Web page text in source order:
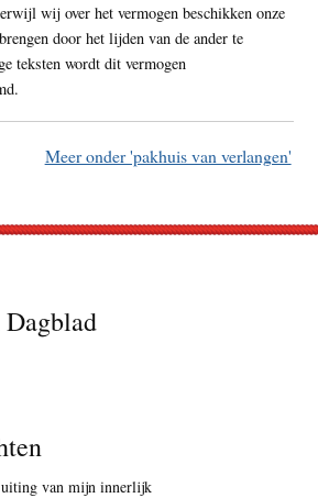
wij over het vermogen beschikken onze
door het lijden van de ander te
teksten wordt dit vermogen
Meer onder 'pakhuis van verlangen'
van mijn innerlijk